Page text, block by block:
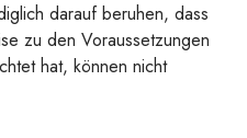
darauf beruhen, dass
zu den Voraussetzungen
hat, können nicht